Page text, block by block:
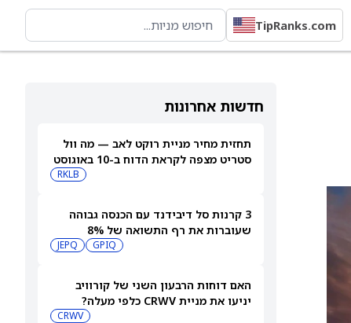
TipRanks.com
חדשות אחרונות
תחזית מחיר מניית רוקט לאב — מה וול
סטריט מצפה לקראת הדוח ב-10 באוגוסט
RKLB
3 קרנות סל דיבידנד עם הכנסה גבוהה
שעוברות את רף התשואה של 8%
GPIQ
JEPQ
האם דוחות הרבעון השני של קורוויב
יניעו את מניית CRWV כלפי מעלה?
CRWV